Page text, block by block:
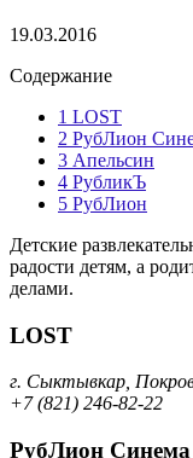
19.03.2016
Содержание
1 LOST
2 РубЛион
3 Апельсин
4 РубликЪ
5 РубЛион
Детские
радости детям, а
делами.
LOST
г. Сыктывкар,
+7 (821) 246-82-22
РубЛион Синема